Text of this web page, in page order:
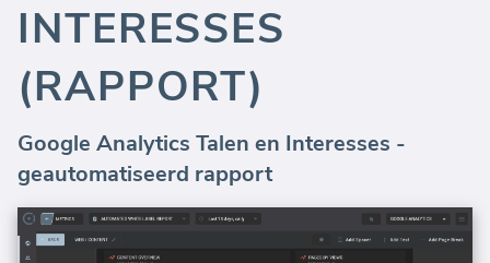
INTERESSES
(RAPPORT)
Google Analytics Talen en Interesses -
geautomatiseerd rapport